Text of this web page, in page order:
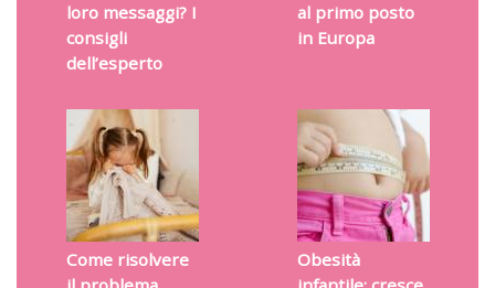
loro messaggi? I
consigli
dell’esperto
al primo posto
in Europa
Come risolvere
Obesità